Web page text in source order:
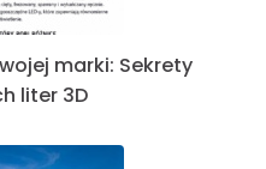
marki: Sekrety
liter 3D